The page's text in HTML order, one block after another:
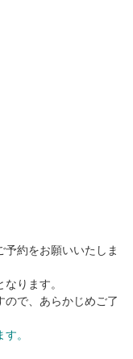
約をお願いいたしま
ります。
で、あらかじめご了
。